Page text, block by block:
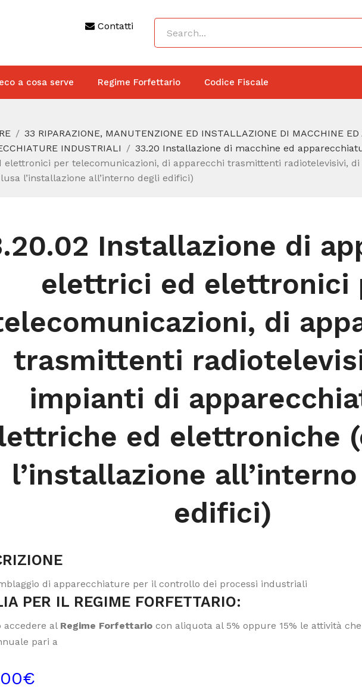
Contatti
a cosa serve Regime Forfettario Codice Fiscale
33 RIPARAZIONE, MANUTENZIONE ED INSTALLAZIONE DI MACCHINE ED
INDUSTRIALI
33.20 Installazione di macchine ed
per telecomunicazioni, di apparecchi trasmittenti radiotelevisivi,
l’installazione all’interno degli edifici)
Installazione di
elettrici ed elettronici
di
trasmittenti
impianti di
ed elettroniche
l’installazione
edifici)
di apparecchiature per il controllo dei processi industriali
PER IL REGIME FORFETTARIO:
accedere al Regime Forfettario con aliquota al 5% oppure 15% le attività
pari a